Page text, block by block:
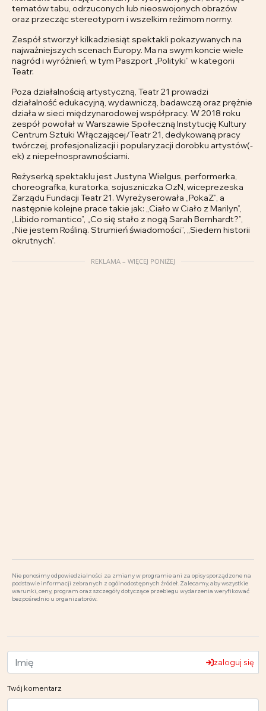
tematów tabu, odrzuconych lub nieoswojonych obrazów
oraz przecząc stereotypom i wszelkim reżimom normy.
Zespół stworzył kilkadziesiąt spektakli pokazywanych na
najważniejszych scenach Europy. Ma na swym koncie wiele
nagród i wyróżnień, w tym Paszport „Polityki” w kategorii
Teatr.
Poza działalnością artystyczną, Teatr 21 prowadzi
działalność edukacyjną, wydawniczą, badawczą oraz prężnie
działa w sieci międzynarodowej współpracy. W 2018 roku
zespół powołał w Warszawie Społeczną Instytucję Kultury
Centrum Sztuki Włączającej/Teatr 21, dedykowaną pracy
twórczej, profesjonalizacji i popularyzacji dorobku artystów(-
ek) z niepełnosprawnościami.
Reżyserką spektaklu jest Justyna Wielgus, performerka,
choreografka, kuratorka, sojuszniczka OzN, wiceprezeska
Zarządu Fundacji Teatr 21. Wyreżyserowała „PokaZ”, a
następnie kolejne prace takie jak: „Ciało w Ciało z Marilyn”,
„Libido romantico”, „Co się stało z nogą Sarah Bernhardt?”,
„Nie jestem Rośliną. Strumień świadomości”, „Siedem historii
okrutnych”.
REKLAMA – WIĘCEJ PONIŻEJ
Nie ponosimy odpowiedzialności za zmiany w programie ani za opisy sporządzone na
podstawie informacji zebranych z ogólnodostępnych źródeł. Zalecamy, aby wszystkie
warunki, ceny, program oraz szczegóły dotyczące przebiegu wydarzenia weryfikować
bezpośrednio u organizatorów.
zaloguj się
Twój komentarz